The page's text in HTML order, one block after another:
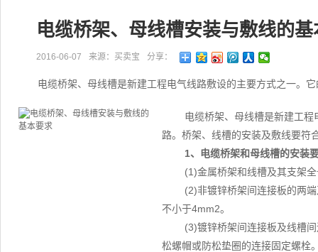
电缆桥架、母线槽安装与敷线的
2016-06-07 来源：买卖宝 分享：
电缆桥架、母线槽是新建工程电气线路敷设的主要方式之一。
电缆桥架、母线槽是新建工
路。桥架、线槽的安装及敷线要
1、电缆桥架和母线槽的安装
(1)金属桥架和线槽及其支架
(2)非镀锌桥架间连接板的两
不小于4mm2。
(3)镀锌桥架间连接板及线槽
松螺帽或防松垫圈的连接固定螺栓